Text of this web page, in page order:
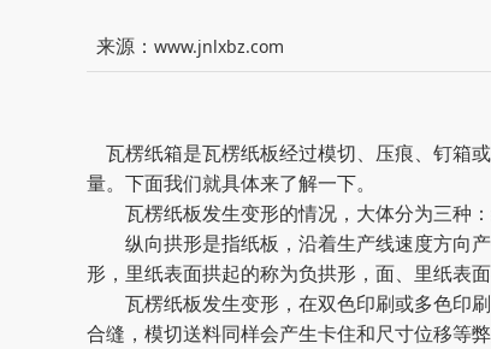
来源： www.jnlxbz.com
瓦楞纸箱是瓦楞纸板经过模切、压痕、钉箱
量。下面我们就具体来了解一下。
瓦楞纸板发生变形的情况，大体分为三种：
纵向拱形是指纸板，沿着生产线速度方向产
形，里纸表面拱起的称为负拱形，面、里纸表
瓦楞纸板发生变形，在双色印刷或多色印刷
合缝，模切送料同样会产生卡住和尺寸位移等